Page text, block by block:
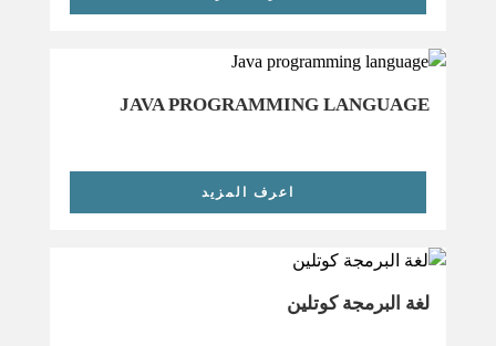
JAVA PROGRAMMING LANGUAGE
اعرف المزيد
لغة البرمجة كوتلين